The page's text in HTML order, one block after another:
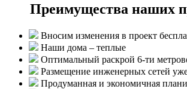
Преимущества наших
Вносим изменения в проект
Наши дома – теплые
Оптимальный раскрой 6-ти
Размещение инженерных сетей
Продуманная и экономичная